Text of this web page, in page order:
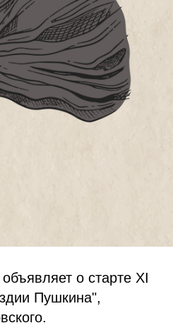
о старте XI
Пушкина",